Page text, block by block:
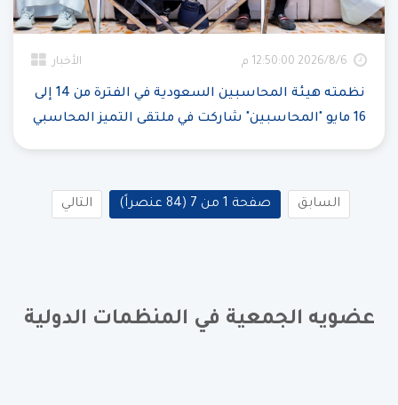
6‏‏/8‏‏/2026 12:50:00 م الأخبار
نظمته هيئة المحاسبين السعودية في الفترة من 14 إلى
16 مايو "المحاسبين" شاركت في ملتقى التميز المحاسبي
السابق صفحة 1 من 7 (84 عنصراً) التالي
عضويه الجمعية في المنظمات الدولية